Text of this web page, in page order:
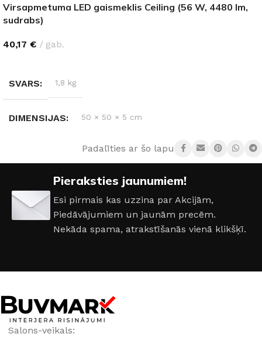
Virsapmetuma LED gaismeklis Ceiling (56 W, 4480 lm,
sudrabs)
40,17 € gab.
SVARS 1,8 kg
DIMENSIJAS 50 × 50 × 5 cm
AIZSARDZĪBAS KLASE IP44
ENERGOEFEKTIVITĀTES KLASE G
JAUDA 36 W
GAISMAS PLŪSMA
Padalīties ar šo lapu:
Pieraksties jaunumiem!
Esi pirmais kas uzzina par Akcijām,
Piedāvājumiem un jaunām precēm.
Nekāda spama, atrakstīšanās vienā klikšķī.
Salons-veikals: